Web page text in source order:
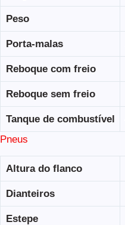
Peso
Porta-malas
Reboque com freio
Reboque sem freio
Tanque de combustível
Pneus
Altura do flanco
Dianteiros
Estepe